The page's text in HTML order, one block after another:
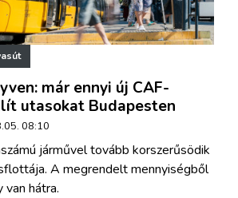
már ennyi új CAF-
utasokat Budapesten
08:10
járművel tovább korszerűsödik
A megrendelt mennyiségből
van hátra.